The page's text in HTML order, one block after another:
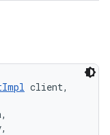
client,